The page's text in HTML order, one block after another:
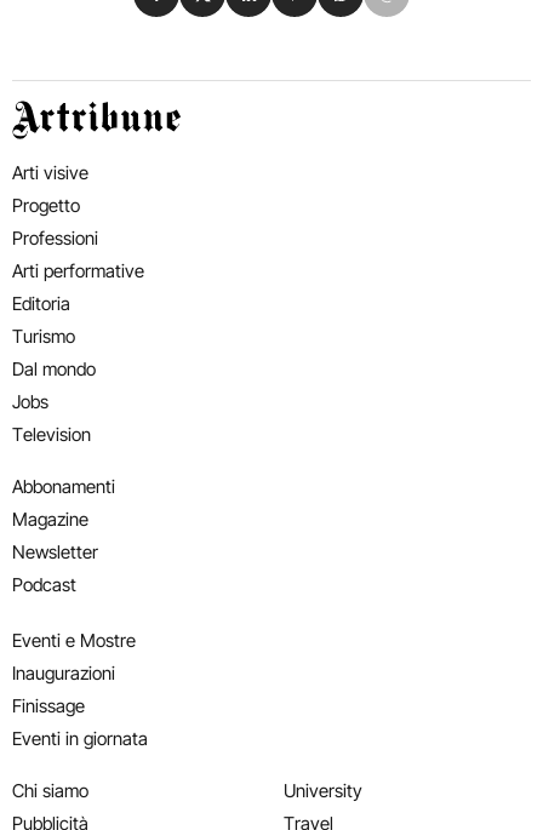
Artribune
Arti visive
Progetto
Professioni
Arti performative
Editoria
Turismo
Dal mondo
Jobs
Television
Abbonamenti
Magazine
Newsletter
Podcast
Eventi e Mostre
Inaugurazioni
Finissage
Eventi in giornata
Chi siamo
Pubblicità
University
Travel